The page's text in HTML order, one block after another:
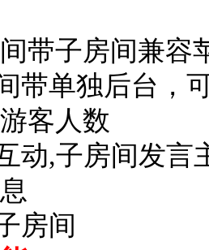
带子房间兼容
带单独后台，
客人数
动,子房间发言
房间